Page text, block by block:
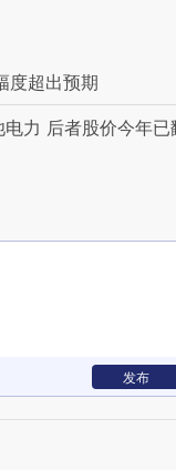
度超出预期
力 后者股价今年已
发布